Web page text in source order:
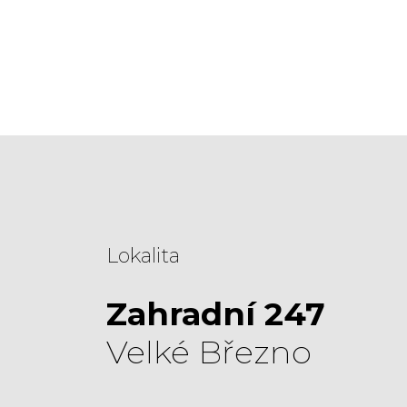
Lokalita
Zahradní 247
Velké Březno